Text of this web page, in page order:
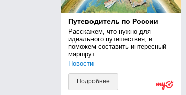
Путеводитель по России
Расскажем, что нужно для
идеального путешествия, и
поможем составить интересный
маршрут
Новости
Подробнее